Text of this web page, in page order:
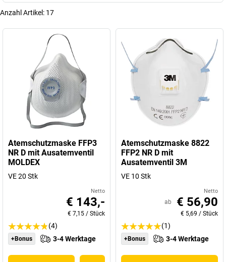
Anzahl Artikel: 17
Atemschutzmaske FFP3
NR D mit Ausatemventil
MOLDEX
VE 20 Stk
Netto
€ 143,-
€ 7,15 / Stück
(4)
+Bonus 3-4 Werktage
Atemschutzmaske 8822
FFP2 NR D mit
Ausatemventil 3M
VE 10 Stk
Netto
ab € 56,90
€ 5,69 / Stück
(1)
+Bonus 3-4 Werktage